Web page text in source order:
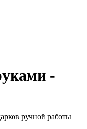
-
ручной работы